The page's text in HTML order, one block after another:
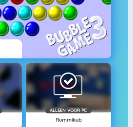
ALLEEN VOOR PC
Rummikub